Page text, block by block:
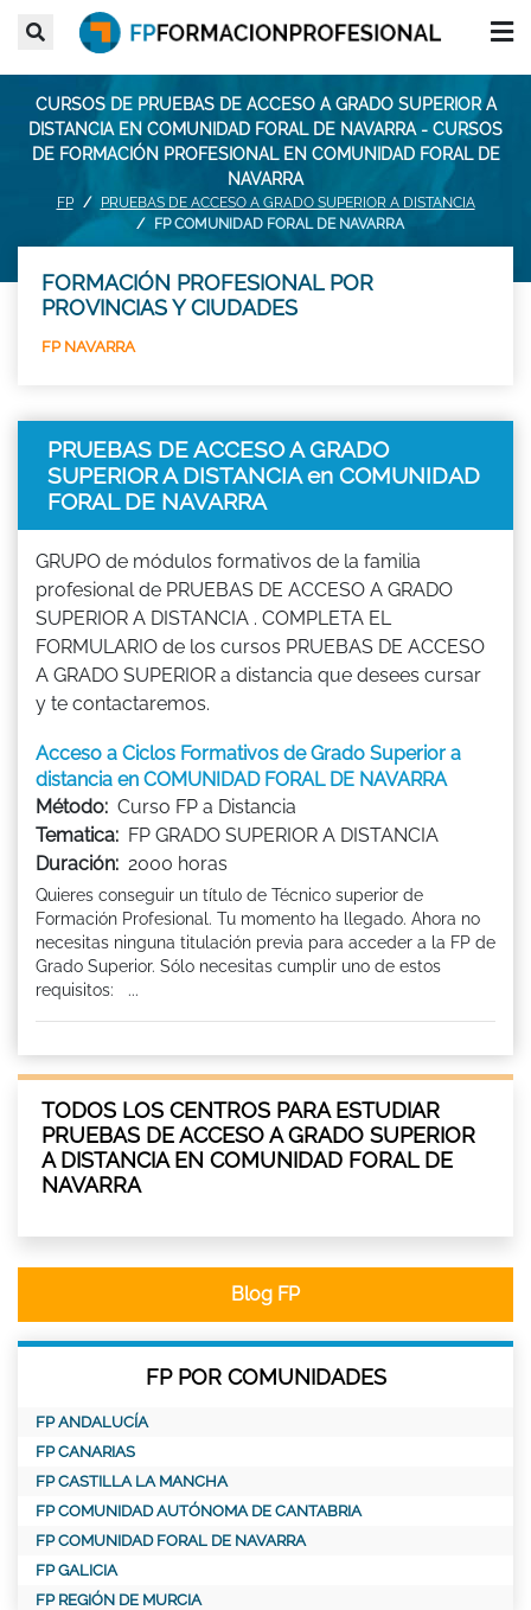
CURSOS DE PRUEBAS DE ACCESO A GRADO SUPERIOR A
DISTANCIA EN COMUNIDAD FORAL DE NAVARRA - CURSOS
DE FORMACIÓN PROFESIONAL EN COMUNIDAD FORAL DE
NAVARRA
FP
PRUEBAS DE ACCESO A GRADO SUPERIOR A DISTANCIA
FP COMUNIDAD FORAL DE NAVARRA
FORMACIÓN PROFESIONAL POR
PROVINCIAS Y CIUDADES
FP NAVARRA
PRUEBAS DE ACCESO A GRADO
SUPERIOR A DISTANCIA en COMUNIDAD
FORAL DE NAVARRA
GRUPO de módulos formativos de la familia
profesional de PRUEBAS DE ACCESO A GRADO
SUPERIOR A DISTANCIA . COMPLETA EL
FORMULARIO de los cursos PRUEBAS DE ACCESO
A GRADO SUPERIOR a distancia que desees cursar
y te contactaremos.
Acceso a Ciclos Formativos de Grado Superior a
distancia en COMUNIDAD FORAL DE NAVARRA
Método: Curso FP a Distancia
Tematica: FP GRADO SUPERIOR A DISTANCIA
Duración: 2000 horas
Quieres conseguir un título de Técnico superior de
Formación Profesional. Tu momento ha llegado. Ahora no
necesitas ninguna titulación previa para acceder a la FP de
Grado Superior. Sólo necesitas cumplir uno de estos
requisitos: ...
TODOS LOS CENTROS PARA ESTUDIAR
PRUEBAS DE ACCESO A GRADO SUPERIOR
A DISTANCIA EN COMUNIDAD FORAL DE
NAVARRA
Blog FP
FP POR COMUNIDADES
FP ANDALUCÍA
FP CANARIAS
FP CASTILLA LA MANCHA
FP COMUNIDAD AUTÓNOMA DE CANTABRIA
FP COMUNIDAD FORAL DE NAVARRA
FP GALICIA
FP REGIÓN DE MURCIA